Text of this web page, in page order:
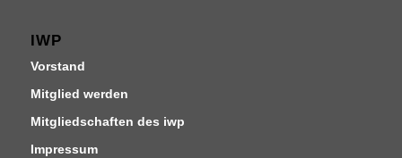
IWP
Vorstand
Mitglied werden
Mitgliedschaften des iwp
Impressum